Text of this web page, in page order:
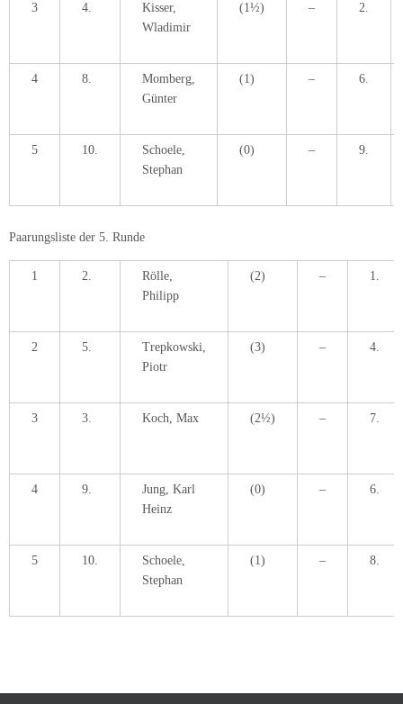
3 4.
Kisser,
Wladimir
(1½) – 2.
4 8.
Momberg,
Günter
(1) – 6.
5 10.
Schoele,
Stephan
(0) – 9.
Paarungsliste der 5. Runde
1 2.
Rölle,
Philipp
(2) – 1.
2 5.
Trepkowski,
Piotr
(3) – 4.
3 3. Koch, Max (2½) – 7.
4 9.
Jung, Karl
Heinz
(0) – 6.
5 10.
Schoele,
Stephan
(1) – 8.